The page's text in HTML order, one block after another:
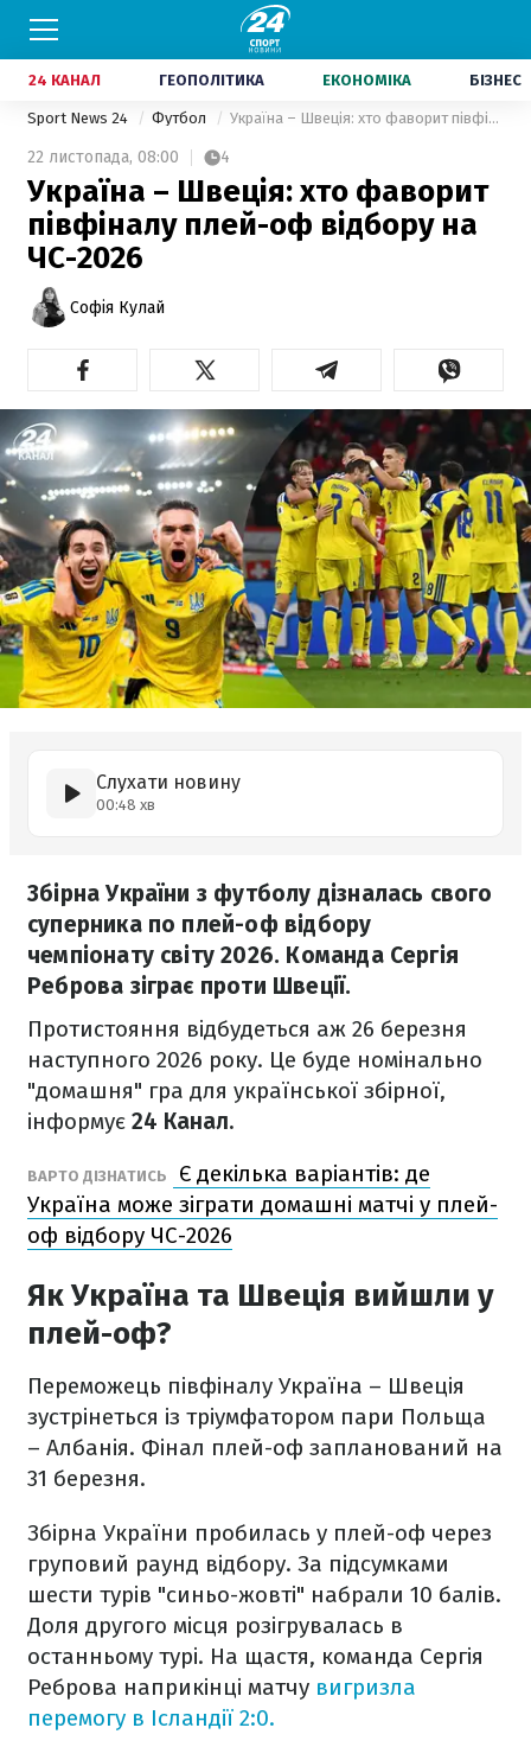
24 КАНАЛ ГЕОПОЛІТИКА ЕКОНОМІКА БІЗНЕС
Sport News 24 Футбол Україна – Швеція: хто фаворит півфіналу плей-оф відбору на ЧС-2026
22 листопада, 08:00 4
Україна – Швеція: хто фаворит
півфіналу плей-оф відбору на
ЧС-2026
Софія Кулай
Слухати новину
00:48 хв
Збірна України з футболу дізналась свого
суперника по плей-оф відбору
чемпіонату світу 2026. Команда Сергія
Реброва зіграє проти Швеції.
Протистояння відбудеться аж 26 березня
наступного 2026 року. Це буде номінально
"домашня" гра для української збірної,
інформує 24 Канал.
ВАРТО ДІЗНАТИСЬ
Є декілька варіантів: де
Україна може зіграти домашні матчі у плей-
оф відбору ЧС-2026
Як Україна та Швеція вийшли у
плей-оф?
Переможець півфіналу Україна – Швеція
зустрінеться із тріумфатором пари Польща
– Албанія. Фінал плей-оф запланований на
31 березня.
Збірна України пробилась у плей-оф через
груповий раунд відбору. За підсумками
шести турів "синьо-жовті" набрали 10 балів.
Доля другого місця розігрувалась в
останньому турі. На щастя, команда Сергія
Реброва наприкінці матчу вигризла
перемогу в Ісландії 2:0.